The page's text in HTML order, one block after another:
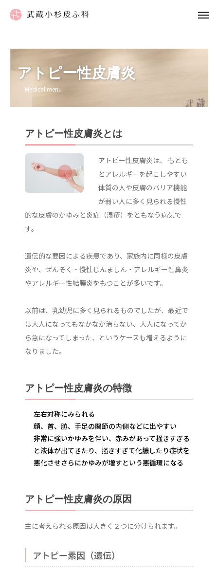
アトピー性皮膚炎
Medical menu
アトピー性皮膚炎とは
アトピー性皮膚炎は、 もとも
とアレルギーを起こしやすい
体質の人や皮膚のバリア機能
が弱い人に多く見られる慢性
的な皮膚のかゆみと炎症（湿疹）をともなう病気で
す。
遺伝的な要因による疾患であり、家族内に同様の皮膚
炎や、ぜんそく・慢性じんましん・アレルギー性鼻炎
やアレルギー性結膜炎をもつことが多いです。
以前は、乳幼児に多く見られるものでしたが、最近で
は大人になってもなかなか治らない、大人になってか
ら急になってしまった、というケースも増えるように
なりました。
アトピー性皮膚炎の特徴
左右対称にみられる
顔、首、脇、手足の関節の内側などに出やすい
非常に強いかゆみを伴い、赤みがあって掻きすぎる
と液体が出てきたり、掻きすぎて化膿したり症状を
悪化させさらにかゆみが増すという悪循環になる
アトピー性皮膚炎の原因
主に考えられる原因は大きく２つに分けられます。
アトピー素因（遺伝）
当日WEB受付
Insta gram
当院のご案内
診療案内
ご予約について